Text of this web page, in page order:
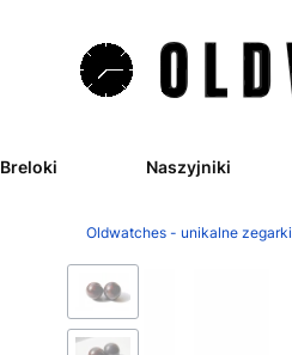
Breloki Naszyjniki
Oldwatches - unikalne zegarki